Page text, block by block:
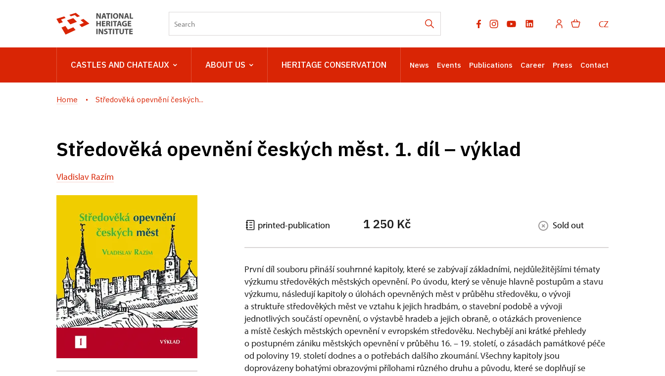
CZ
CASTLES AND CHATEAUX ABOUT US HERITAGE CONSERVATION News Events Publications Career Press Contact
Home Středověká opevnění českých...
Středověká opevnění českých měst. 1. díl – výklad
Vladislav Razím
printed-publication 1 250 Kč Sold out
První díl souboru přináší souhrnné kapitoly, které se zabývají základními, nejdůležitějšími tématy
výzkumu středověkých městských opevnění. Po úvodu, který se věnuje hlavně postupům a stavu
výzkumu, následují kapitoly o úlohách opevněných měst v průběhu středověku, o vývoji
a struktuře středověkých měst ve vztahu k jejich hradbám, o stavební podobě a vývoji
jednotlivých součástí opevnění, o výstavbě hradeb a jejich obraně, o otázkách provenience
a místě českých městských opevnění v evropském středověku. Nechybějí ani krátké přehledy
o postupném zániku městských opevnění v průběhu 16. – 19. století, o zásadách památkové péče
od poloviny 19. století dodnes a o potřebách dalšího zkoumání. Všechny kapitoly jsou
doprovázeny bohatými obrazovými přílohami různého druhu a původu, které se doplňují se